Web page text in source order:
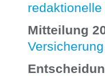
Mitteilung